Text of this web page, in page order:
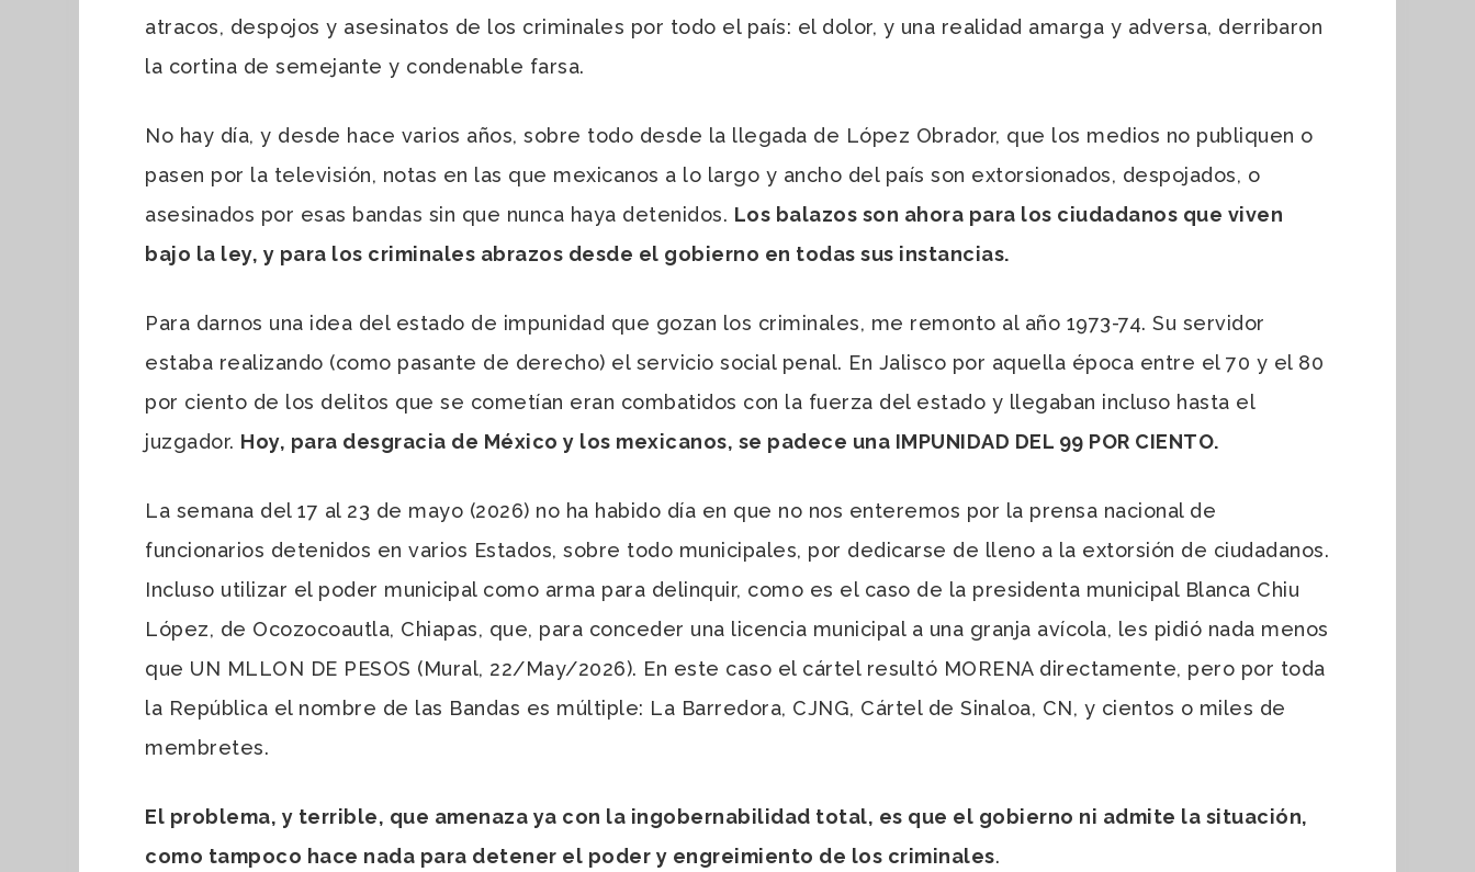
atracos, despojos y asesinatos de los criminales por todo el país: el dolor, y una realidad amarga y adversa, derribaron
la cortina de semejante y condenable farsa.
No hay día, y desde hace varios años, sobre todo desde la llegada de López Obrador, que los medios no publiquen o
pasen por la televisión, notas en las que mexicanos a lo largo y ancho del país son extorsionados, despojados, o
asesinados por esas bandas sin que nunca haya detenidos. Los balazos son ahora para los ciudadanos que viven
bajo la ley, y para los criminales abrazos desde el gobierno en todas sus instancias.
Para darnos una idea del estado de impunidad que gozan los criminales, me remonto al año 1973-74. Su servidor
estaba realizando (como pasante de derecho) el servicio social penal. En Jalisco por aquella época entre el 70 y el 80
por ciento de los delitos que se cometían eran combatidos con la fuerza del estado y llegaban incluso hasta el
juzgador. Hoy, para desgracia de México y los mexicanos, se padece una IMPUNIDAD DEL 99 POR CIENTO.
La semana del 17 al 23 de mayo (2026) no ha habido día en que no nos enteremos por la prensa nacional de
funcionarios detenidos en varios Estados, sobre todo municipales, por dedicarse de lleno a la extorsión de ciudadanos.
Incluso utilizar el poder municipal como arma para delinquir, como es el caso de la presidenta municipal Blanca Chiu
López, de Ocozocoautla, Chiapas, que, para conceder una licencia municipal a una granja avícola, les pidió nada menos
que UN MLLON DE PESOS (Mural, 22/May/2026). En este caso el cártel resultó MORENA directamente, pero por toda
la República el nombre de las Bandas es múltiple: La Barredora, CJNG, Cártel de Sinaloa, CN, y cientos o miles de
membretes.
El problema, y terrible, que amenaza ya con la ingobernabilidad total, es que el gobierno ni admite la situación,
como tampoco hace nada para detener el poder y engreimiento de los criminales.